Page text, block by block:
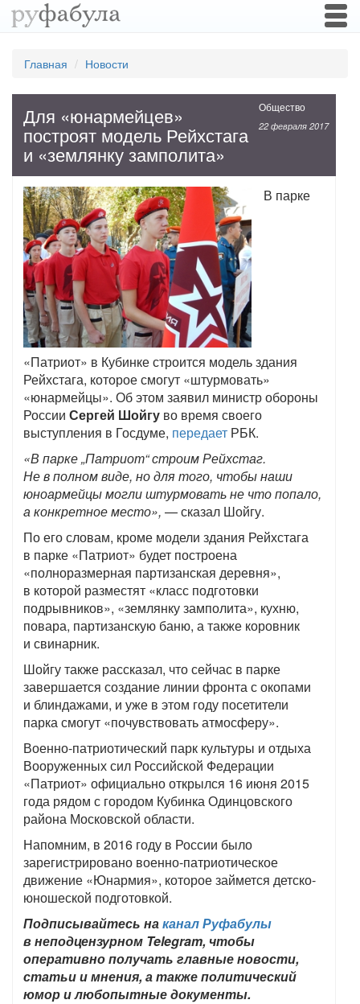
Главная Новости
Общество
22 февраля 2017
Для «юнармейцев»
построят модель Рейхстага
и «землянку замполита»
В парке
«Патриот» в Кубинке строится модель здания
Рейхстага, которое смогут «штурмовать»
«юнармейцы». Об этом заявил министр обороны
России Сергей Шойгу во время своего
выступления в Госдуме, передает РБК.
«В парке „Патриот“ строим Рейхстаг.
Не в полном виде, но для того, чтобы наши
юноармейцы могли штурмовать не что попало,
а конкретное место», — сказал Шойгу.
По его словам, кроме модели здания Рейхстага
в парке «Патриот» будет построена
«полноразмерная партизанская деревня»,
в которой разместят «класс подготовки
подрывников», «землянку замполита», кухню,
повара, партизанскую баню, а также коровник
и свинарник.
Шойгу также рассказал, что сейчас в парке
завершается создание линии фронта с окопами
и блиндажами, и уже в этом году посетители
парка смогут «почувствовать атмосферу».
Военно-патриотический парк культуры и отдыха
Вооруженных сил Российской Федерации
«Патриот» официально открылся 16 июня 2015
года рядом с городом Кубинка Одинцовского
района Московской области.
Напомним, в 2016 году в России было
зарегистрировано военно-патриотическое
движение «Юнармия», которое займется детско-
юношеской подготовкой.
Подписывайтесь наканал Руфабулы
в неподцензурном Telegram, чтобы
оперативно получать главные новости,
статьи и мнения, а также политический
юмор и любопытные документы.